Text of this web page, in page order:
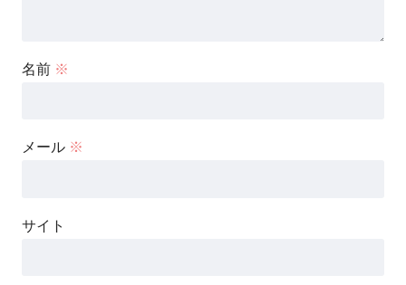
名前 ※
メール ※
サイト